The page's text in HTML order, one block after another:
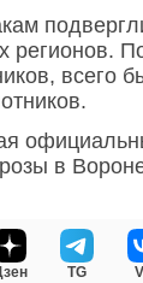
регионов.
всего
в
TG